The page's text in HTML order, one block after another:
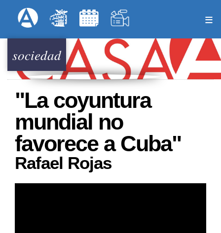
al
principal
Menú Superior
sociedad
"La coyuntura
mundial no
favorece a Cuba"
Rafael Rojas